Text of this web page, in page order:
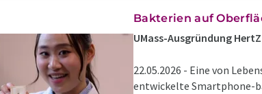
Bakterien auf
UMass-Ausgründung
22.05.2026 - Eine von
entwickelte Smartphone-